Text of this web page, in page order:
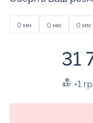
0 мм 0 мм 0 мм
31
+1